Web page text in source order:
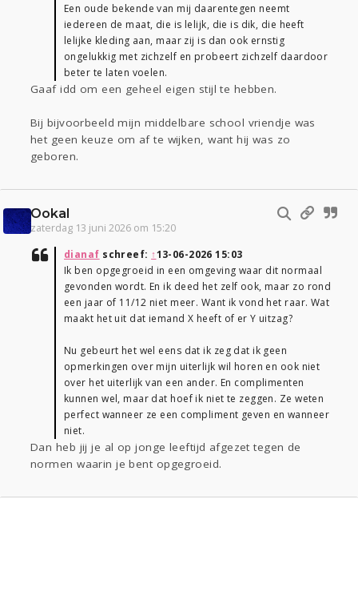
Een oude bekende van mij daarentegen neemt
iedereen de maat, die is lelijk, die is dik, die heeft
lelijke kleding aan, maar zij is dan ook ernstig
ongelukkig met zichzelf en probeert zichzelf daardoor
beter te laten voelen.
Gaaf idd om een geheel eigen stijl te hebben.
Bij bijvoorbeeld mijn middelbare school vriendje was
het geen keuze om af te wijken, want hij was zo
geboren.
Ookal
zaterdag 13 juni 2026 om 15:20
dianaf schreef: ↑13-06-2026 15:03
Ik ben opgegroeid in een omgeving waar dit normaal
gevonden wordt. En ik deed het zelf ook, maar zo rond
een jaar of 11/12 niet meer. Want ik vond het raar. Wat
maakt het uit dat iemand X heeft of er Y uitzag?
Nu gebeurt het wel eens dat ik zeg dat ik geen
opmerkingen over mijn uiterlijk wil horen en ook niet
over het uiterlijk van een ander. En complimenten
kunnen wel, maar dat hoef ik niet te zeggen. Ze weten
perfect wanneer ze een compliment geven en wanneer
niet.
Dan heb jij je al op jonge leeftijd afgezet tegen de
normen waarin je bent opgegroeid.